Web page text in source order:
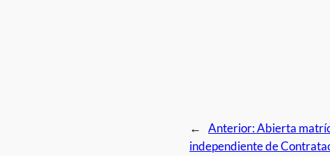
← Anterior:Abierta
independiente de